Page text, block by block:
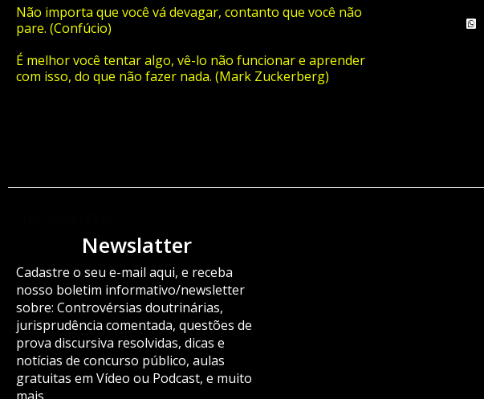
Não importa que você vá devagar, contanto que você não
pare. (Confúcio)
É melhor você tentar algo, vê-lo não funcionar e aprender
com isso, do que não fazer nada. (Mark Zuckerberg)
Newslatter
Cadastre o seu e-mail aqui, e receba
nosso boletim informativo/newsletter
sobre: Controvérsias doutrinárias,
jurisprudência comentada, questões de
prova discursiva resolvidas, dicas e
notícias de concurso público, aulas
gratuitas em Vídeo ou Podcast, e muito